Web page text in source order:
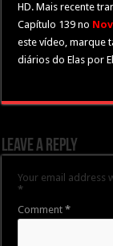
HD. Mais recente
Capítulo 139 no
este vídeo, marque
diários do Elas por
Leave a Reply
Your email address
*
Comment*